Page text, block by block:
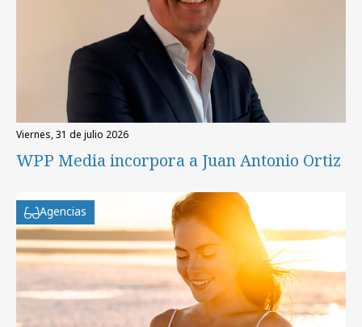
viernes, 31 de julio 2026
WPP Media incorpora a Juan Antonio Ortiz
Agencias